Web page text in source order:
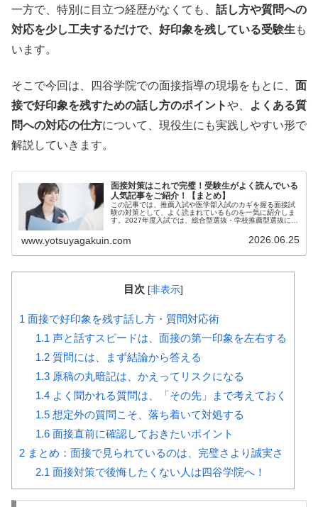
一方で、特別に目立つ経歴がなくても、 話し方や質問への
対応を少し工夫するだけで、好印象を残している受験生 も
います。
そこで今回は、四谷学院での面接指導の現場をもとに、 面
接で好印象を残すための話し方のポイントや、
よくある質
問への対応の仕方について、現役生にも実践しやすい形で
解説していきます。
面接対策はこれで完璧！受験生がよく読んでいる
人気記事をご紹介！【まとめ】
この記事では、推薦入試や医学部入試のカギを握る面接試
験の対策として、よく読まれているものを一気に紹介しま
す。2027年度入試では、総合型選抜・学校推薦型選抜に
www.yotsuyagakuin.com 2026.06.25
目次 [非表示]
1 面接で好印象を残す話し方・質問対応術
1.1 声と話すスピードは、面接の第一印象を左右する
1.2質問には、まず結論から答える
1.3原稿の丸暗記は、かえってリスクになる
1.4よく聞かれる質問は、「その先」まで考えておく
1.5想定外の質問こそ、落ち着いて対処する
1.6面接直前に確認しておきたいポイント
2 まとめ：面接で見られているのは、完璧さより誠実さ
2.1 面接対策で後悔したくない人は四谷学院へ！